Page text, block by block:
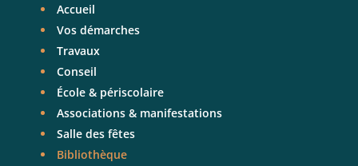
Accueil
Vos démarches
Travaux
Conseil
École & périscolaire
Associations & manifestations
Salle des fêtes
Bibliothèque